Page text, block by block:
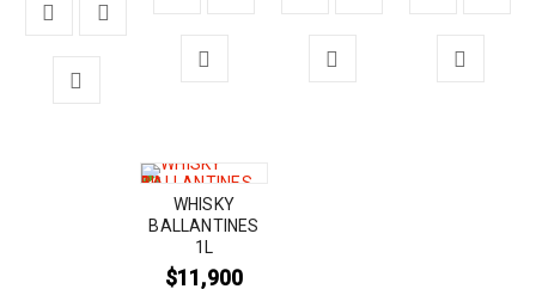
WHISKY
BALLANTINES
1L
$11,900